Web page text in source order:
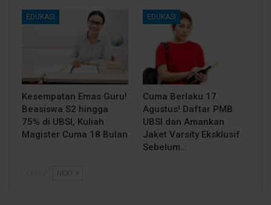
EDUKASI
Kesempatan Emas Guru!
Beasiswa S2 hingga
75% di UBSI, Kuliah
Magister Cuma 18 Bulan
EDUKASI
Cuma Berlaku 17
Agustus! Daftar PMB
UBSI dan Amankan
Jaket Varsity Eksklusif
Sebelum…
NEXT